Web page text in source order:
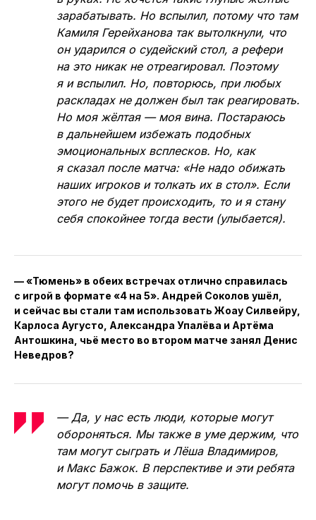
зарабатывать. Но вспылил, потому что там
Камиля Герейханова так вытолкнули, что
он ударился о судейский стол, а рефери
на это никак не отреагировал. Поэтому
я и вспылил. Но, повторюсь, при любых
раскладах не должен был так реагировать.
Но моя жёлтая — моя вина. Постараюсь
в дальнейшем избежать подобных
эмоциональных всплесков. Но, как
я сказал после матча: «Не надо обижать
наших игроков и толкать их в стол». Если
этого не будет происходить, то и я стану
себя спокойнее тогда вести (улыбается).
— «Тюмень» в обеих встречах отлично справилась
с игрой в формате «4 на 5». Андрей Соколов ушёл,
и сейчас вы стали там использовать Жоау Силвейру,
Карлоса Аугусто, Александра Упалёва и Артёма
Антошкина, чьё место во втором матче занял Денис
Неведров?
— Да, у нас есть люди, которые могут
обороняться. Мы также в уме держим, что
там могут сыграть и Лёша Владимиров,
и Макс Бажок. В перспективе и эти ребята
могут помочь в защите.